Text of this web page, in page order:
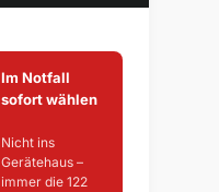
Im Notfall
sofort wählen
Nicht ins
Gerätehaus –
immer die 122